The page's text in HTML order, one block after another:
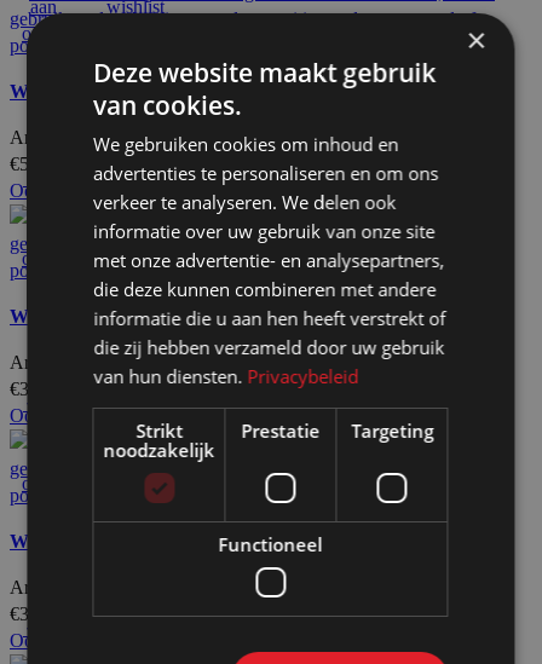
aan
offerteaanvraag
wishlist
Wand zwart op wielen HxB197x203cm
Artikelnummer: 11122
€548,00 Excl. BTW
Ook te huur
offerteaanvraag
Quick
view
Add
to
wishlist
Wand zwart op wielen HxB115x145cm
Artikelnummer: 11101
€355,50
Ook te huur
Voeg
offerteaanvraag
QuickAdd
wishlist
Wand zwart op wielen HxB115x186cm
Artikelnummer: 11102
€389,50 Excl. BTW
Ook te huur
Voeg
×
Deze website maakt gebruik
van cookies.
We gebruiken cookies om inhoud en
advertenties te personaliseren en om ons
verkeer te analyseren. We delen ook
informatie over uw gebruik van onze site
met onze advertentie- en analysepartners,
die deze kunnen combineren met andere
informatie die u aan hen heeft verstrekt of
die zij hebben verzameld door uw gebruik
van hun diensten. Privacybeleid
Strikt
noodzakelijk
Prestatie Targeting
Functioneel